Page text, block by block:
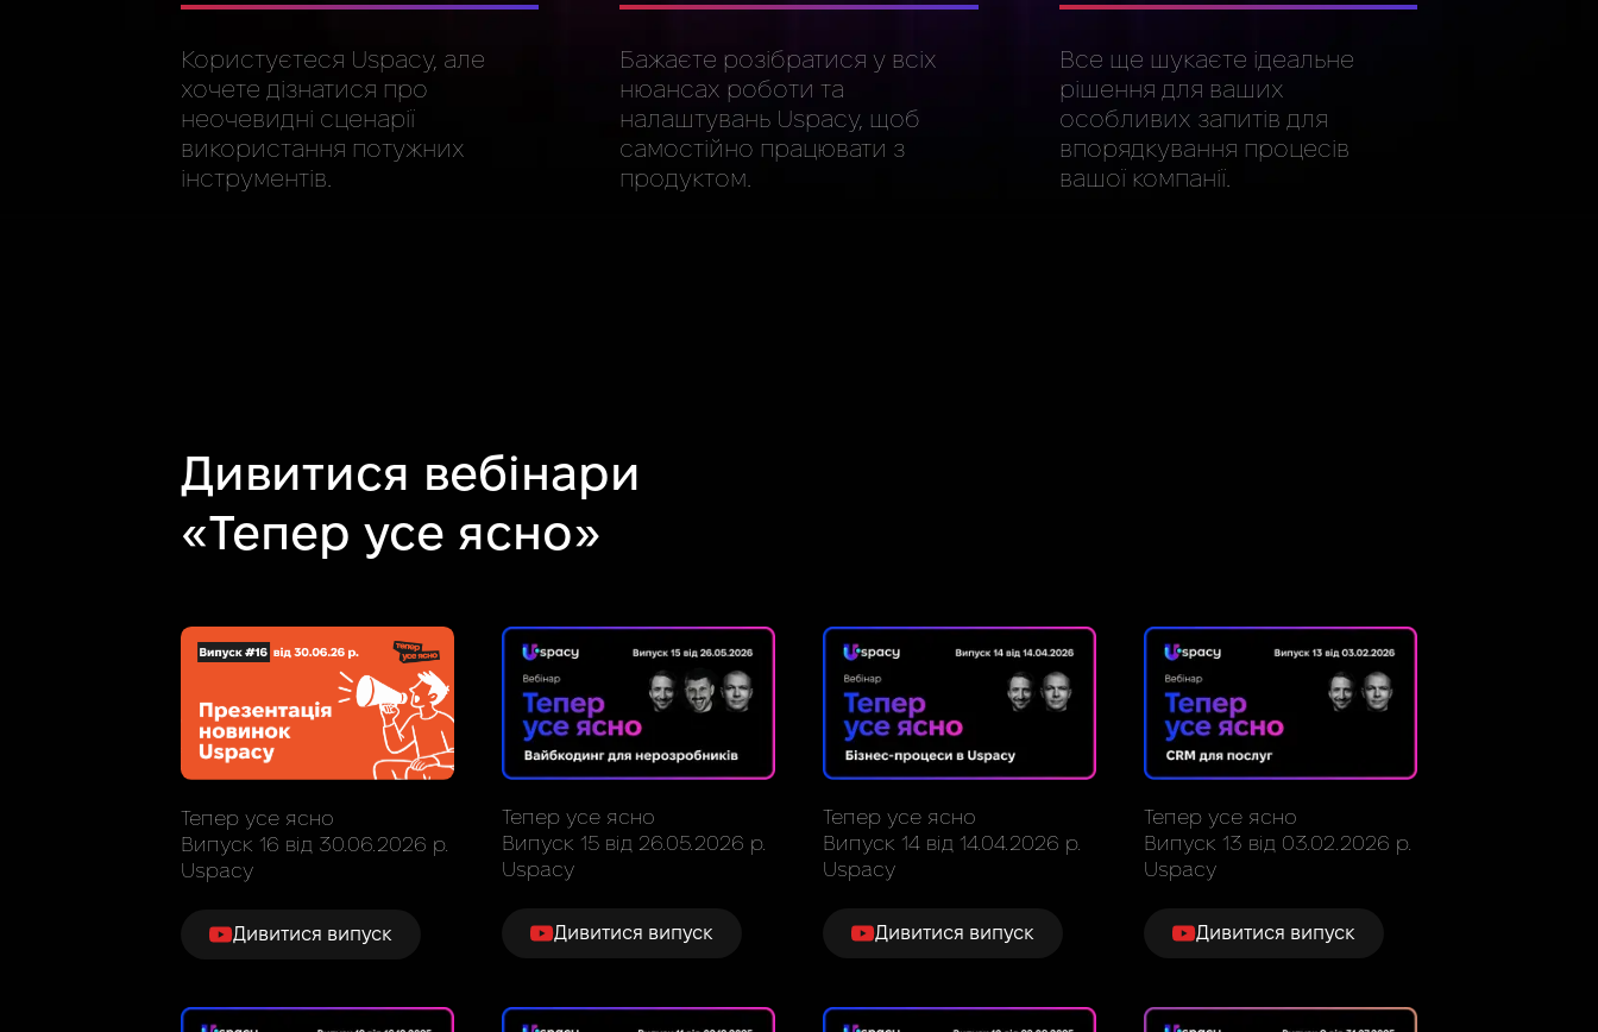
Користуєтеся Uspacy, але
хочете дізнатися про
неочевидні сценарії
використання потужних
інструментів.
Бажаєте розібратися у всіх
нюансах роботи та
налаштувань Uspacy, щоб
самостійно працювати з
продуктом.
Все ще шукаєте ідеальне
рішення для ваших
особливих запитів для
впорядкування процесів
вашої компанії.
Дивитися вебінари
«Тепер усе ясно»
Тепер усе ясно
Випуск 16 від 30.06.2026 р.
Uspacy
Дивитися випуск
Тепер усе ясно
Випуск 15 від 26.05.2026 р.
Uspacy
Дивитися випуск
Тепер усе ясно
Випуск 14 від 14.04.2026 р.
Uspacy
Дивитися випуск
Тепер усе ясно
Випуск 13 від 03.02.2026 р.
Uspacy
Дивитися випуск